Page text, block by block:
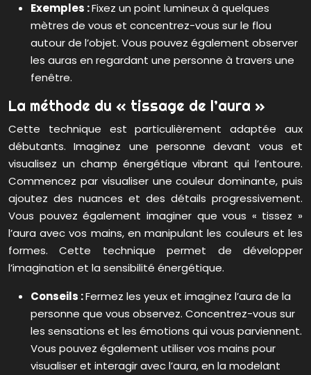
Exemples :Fixez un point lumineux à quelques
mètres de vous et concentrez-vous sur le flou
autour de l’objet. Vous pouvez également observer
les auras en regardant une personne à travers une
fenêtre.
La méthode du « tissage de l’aura »
Cette technique est particulièrement adaptée aux
débutants. Imaginez une personne devant vous et
visualisez un champ énergétique vibrant qui l’entoure.
Commencez par visualiser une couleur dominante, puis
ajoutez des nuances et des détails progressivement.
Vous pouvez également imaginer que vous « tissez »
l’aura avec vos mains, en manipulant les couleurs et les
formes. Cette technique permet de développer
l’imagination et la sensibilité énergétique.
Conseils :Fermez les yeux et imaginez l’aura de la
personne que vous observez. Concentrez-vous sur
les sensations et les émotions qui vous parviennent.
Vous pouvez également utiliser vos mains pour
visualiser et interagir avec l’aura, en la modelant